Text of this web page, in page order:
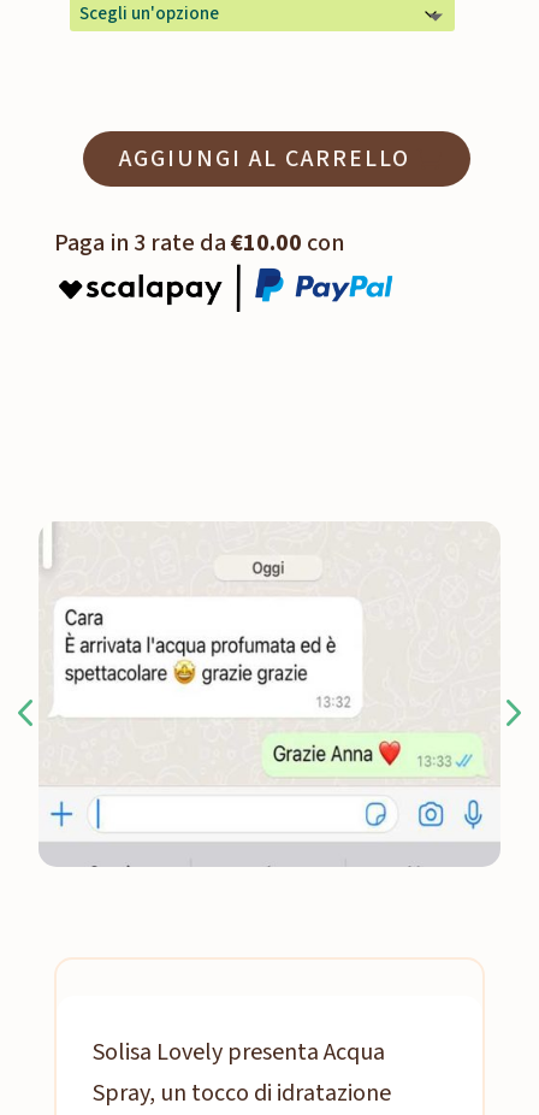
AGGIUNGI AL CARRELLO
Paga in 3 rate da€10.00 con
Solisa Lovely presenta Acqua
Spray, un tocco di idratazione